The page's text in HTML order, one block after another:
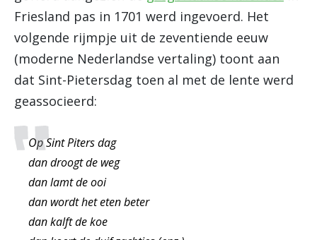
Friesland pas in 1701 werd ingevoerd. Het
volgende rijmpje uit de zeventiende eeuw
(moderne Nederlandse vertaling) toont aan
dat Sint-Pietersdag toen al met de lente werd
geassocieerd:
Op Sint Piters dag
dan droogt de weg
dan lamt de ooi
dan wordt het eten beter
dan kalft de koe